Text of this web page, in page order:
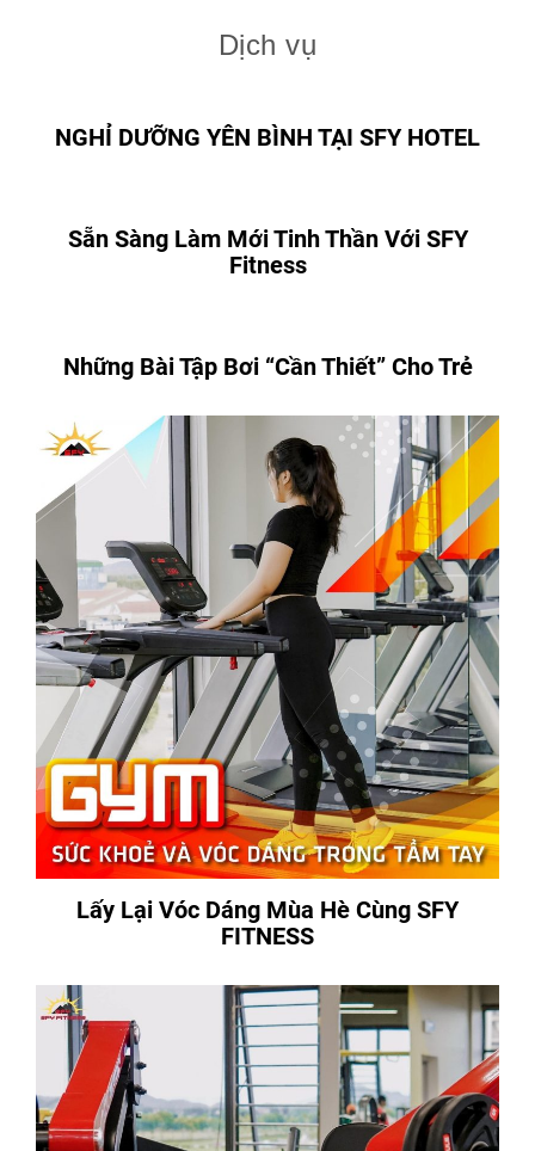
Dịch vụ
NGHỈ DƯỠNG YÊN BÌNH TẠI SFY HOTEL
Sẵn Sàng Làm Mới Tinh Thần Với SFY
Fitness
Những Bài Tập Bơi “Cần Thiết” Cho Trẻ
Lấy Lại Vóc Dáng Mùa Hè Cùng SFY
FITNESS